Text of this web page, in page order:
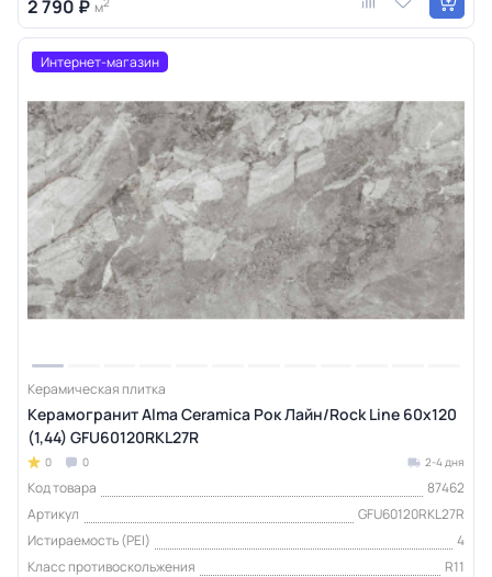
2 790 ₽ м
Интернет-магазин
Керамическая плитка
Керамогранит Alma Ceramica Рок Лайн/Rock Line 60х120
(1,44) GFU60120RKL27R
0 0 2-4 дня
Код товара
87462
Артикул
GFU60120RKL27R
Истираемость (PEI)
4
Класс противоскольжения
R11